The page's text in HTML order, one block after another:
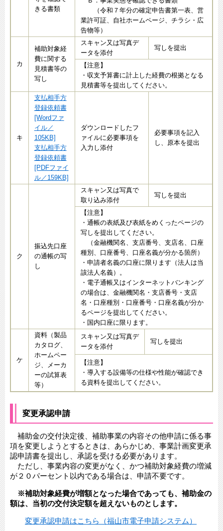
きる書類
（令和７年分の確定申告書第一表、営
業許可証、自社ホームページ、チラシ・広
告物等）
カ
補助対象経
費に関する
見積書等の
写し
スキャン又は写真デ
ータを添付
写しを提出
【注意】
・収支予算書に計上した経費の根拠となる
見積書等を提出してください。
キ
支払相手方
登録依頼書
[Wordファ
イル／
105KB]
支払相手方
登録依頼書
[PDFファイ
ル／159KB]
ダウンロードしたフ
ァイルに必要事項を
入力し添付
必要事項を記入
し、原本を提出
ク
振込先口座
の通帳の写
し
スキャン又は写真で
取り込み添付
写しを提出
【注意】
・通帳の表紙及び表紙をめくったページの
写しを提出してください。
（金融機関名、支店番号、支店名、口座
種別、口座番号、口座名義が分かる箇所）
・申請者名義の口座に限ります（法人は当
該法人名義）。
・電子通帳又はインターネットバンキング
の場合は、金融機関名・支店番号・支店
名・口座種別・口座番号・口座名義が分か
るページを提出してください。
・国内口座に限ります。
ケ
資料（製品
カタログ、
ホームペー
ジ、メーカ
ーの試算表
等）
スキャン又は写真デ
ータを添付
写しを提出
【注意】
・導入する設備等の仕様や性能が確認でき
る資料を提出してください。
変更承認申請
補助金の交付決定後、補助事業の内容その他申請に係る事
項を変更しようとするときは、あらかじめ、事業計画変更承
認申請書を提出し、承認を受ける必要があります。
ただし、事業内容の変更がなく、かつ補助対象経費の増減
が２０パーセント以内である場合は、申請不要です。
※補助対象経費が増額となった場合であっても、補助金の
額は、当初の交付決定額を超えないものとします。
変更承認申請はこちら（福山市電子申請システム）